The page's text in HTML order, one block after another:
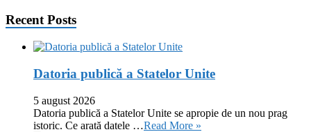
Recent Posts
Datoria publică a Statelor Unite
5 august 2026
Datoria publică a Statelor Unite se apropie de un nou prag
istoric. Ce arată datele …Read More »